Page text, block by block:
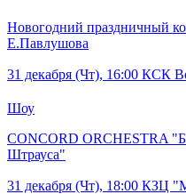
Новогодний праздничный
Е.Павлушова
31 декабря (Чт), 16:00 КСК
Шоу
CONCORD ORCHESTRA
Штрауса"
31 декабря (Чт), 18:00 КЗЦ